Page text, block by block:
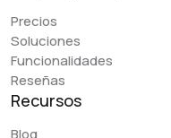
He estado utilizando
los últimos meses. En
cómodo de usar. Me
mis compañeros y
perfiles, lo cual es muy
El único problema es
Precios
Soluciones
Funcionalidades
Reseñas
Recursos
Blog